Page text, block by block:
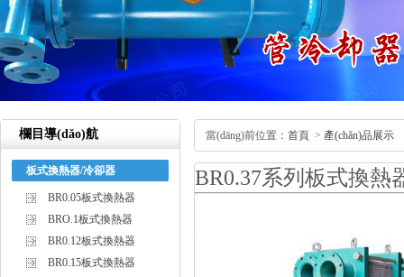
欄目導(dǎo)航
板式換熱器/冷卻器
BR0.05板式換熱器
BRO.1板式換熱器
BR0.12板式換熱器
BR0.15板式換熱器
當(dāng)前位置： 首頁 > 產(chǎn)品展示
BR0.37系列板式換熱